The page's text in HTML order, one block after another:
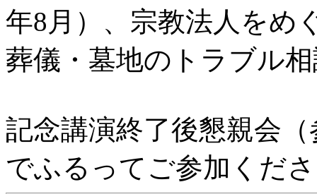
年8月）、宗教法人をめ
葬儀・墓地のトラブル
記念講演終了後懇親会
でふるってご参加くだ